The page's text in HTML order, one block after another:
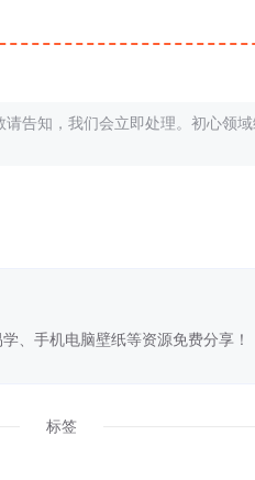
告知，我们会立即处理。 初心领
、手机电脑壁纸等资源免费分享！
标签